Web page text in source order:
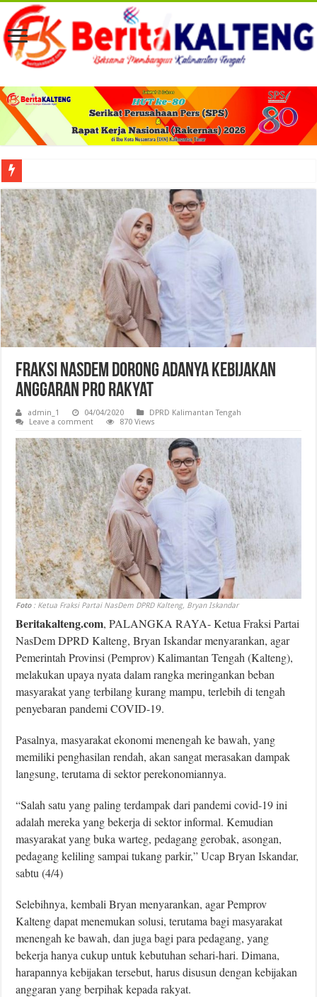
Viral! Selama Dua Bulan Lebih Siltap Serta Tunjangan Pemdes dan BPD di
Fraksi NasDem Dorong Adanya Kebijakan
Anggaran Pro Rakyat
admin_1 04/04/2020
DPRD Kalimantan Tengah
Leave a comment
870 Views
Foto: Ketua Fraksi Partai NasDem DPRD Kalteng, Bryan Iskandar
Beritakalteng.com, PALANGKA RAYA- Ketua Fraksi Partai
NasDem DPRD Kalteng, Bryan Iskandar menyarankan, agar
Pemerintah Provinsi (Pemprov) Kalimantan Tengah (Kalteng),
melakukan upaya nyata dalam rangka meringankan beban
masyarakat yang terbilang kurang mampu, terlebih di tengah
penyebaran pandemi COVID-19.
Pasalnya, masyarakat ekonomi menengah ke bawah, yang
memiliki penghasilan rendah, akan sangat merasakan dampak
langsung, terutama di sektor perekonomiannya.
“Salah satu yang paling terdampak dari pandemi covid-19 ini
adalah mereka yang bekerja di sektor informal. Kemudian
masyarakat yang buka warteg, pedagang gerobak, asongan,
pedagang keliling sampai tukang parkir,” Ucap Bryan Iskandar,
sabtu (4/4)
Selebihnya, kembali Bryan menyarankan, agar Pemprov
Kalteng dapat menemukan solusi, terutama bagi masyarakat
menengah ke bawah, dan juga bagi para pedagang, yang
bekerja hanya cukup untuk kebutuhan sehari-hari. Dimana,
harapannya kebijakan tersebut, harus disusun dengan kebijakan
anggaran yang berpihak kepada rakyat.